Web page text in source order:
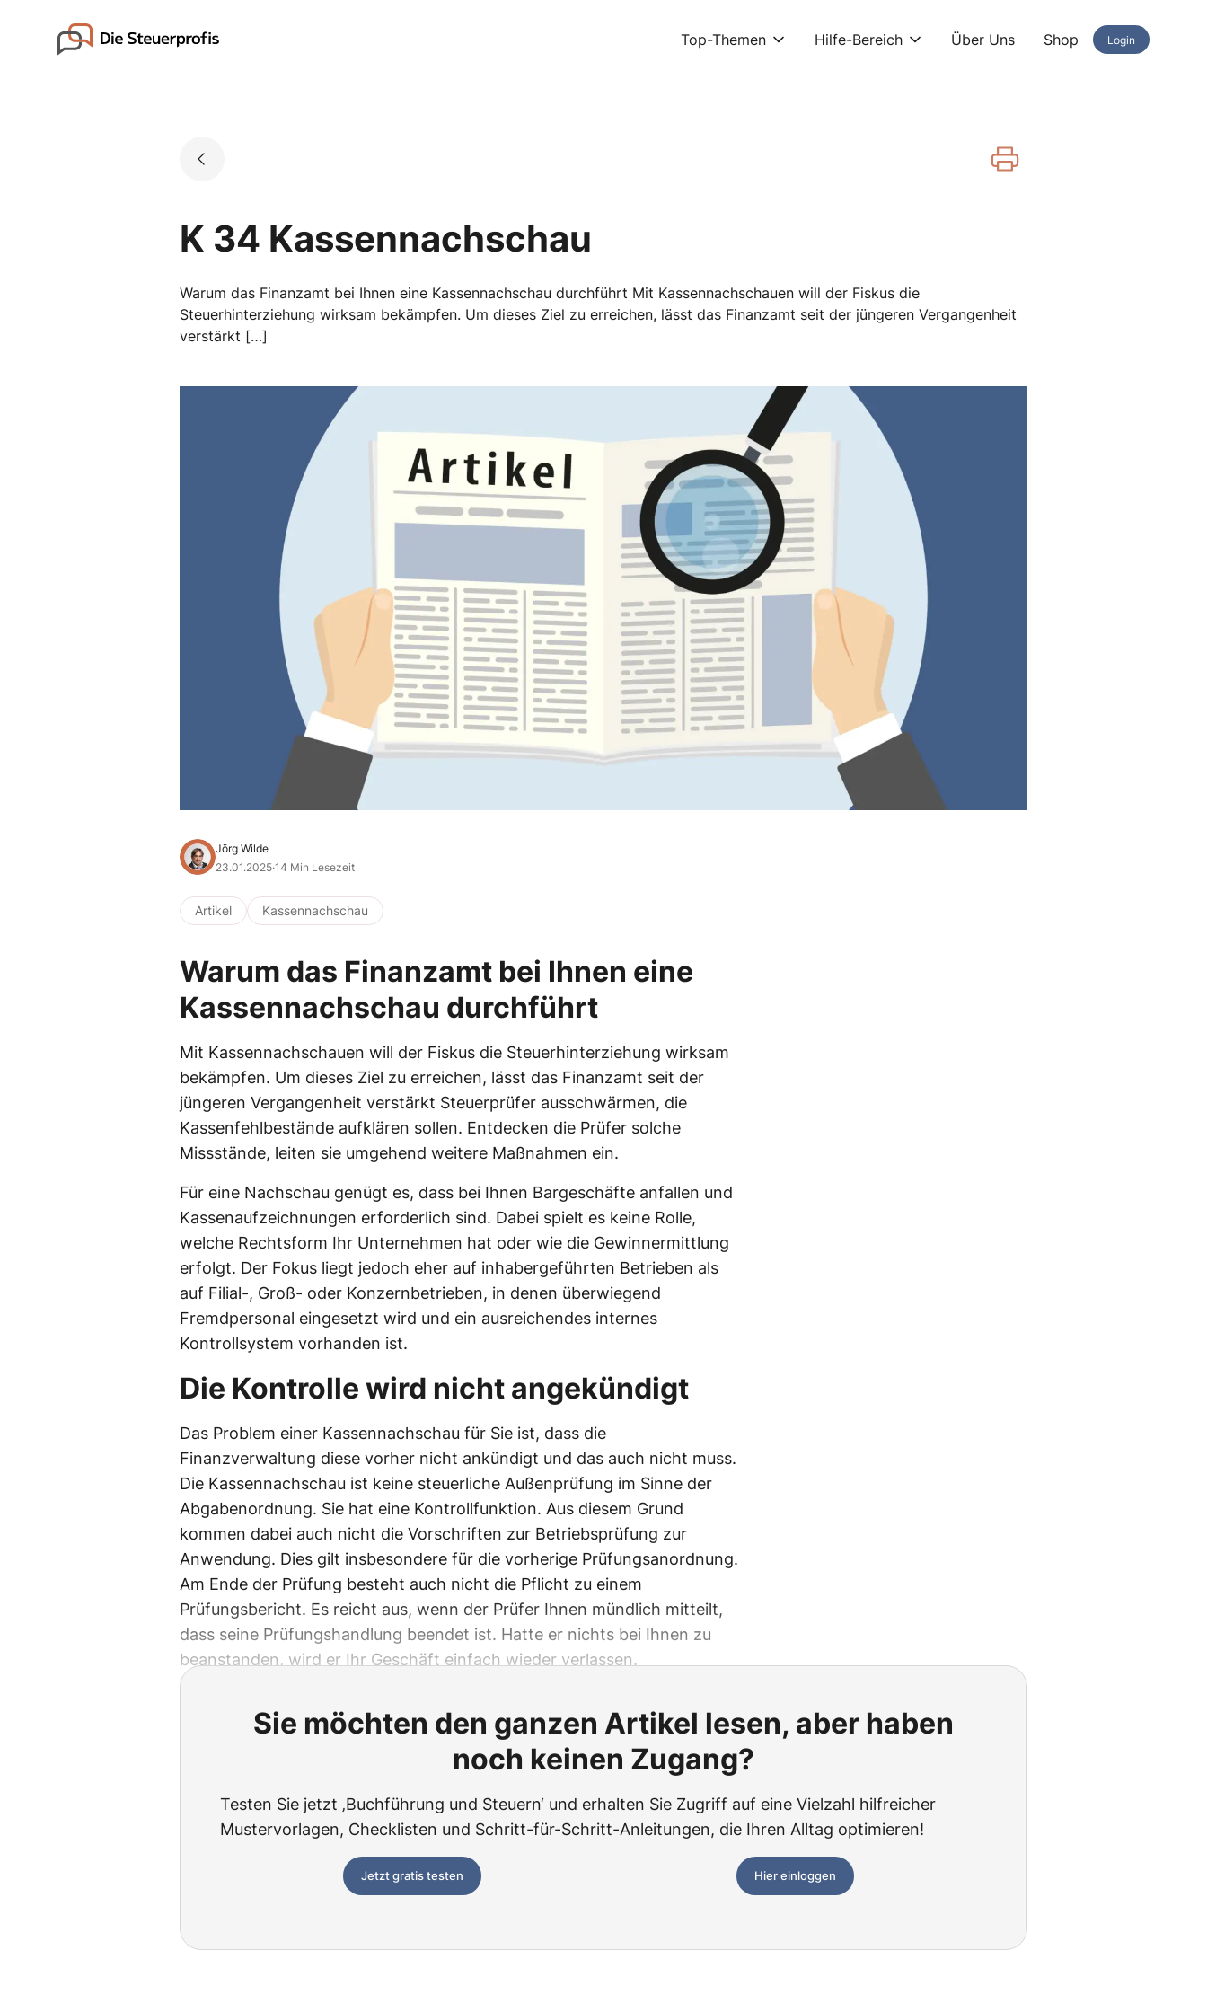
Go to landing page. Top-Themen Hilfe-Bereich Über Uns Shop Login
K 34 Kassennachschau
Warum das Finanzamt bei Ihnen eine Kassennachschau durchführt Mit Kassennachschauen will der Fiskus die
Steuerhinterziehung wirksam bekämpfen. Um dieses Ziel zu erreichen, lässt das Finanzamt seit der jüngeren Vergangenheit
verstärkt […]
Jörg Wilde
23.01.2025·14 Min Lesezeit
Artikel Kassennachschau
Warum das Finanzamt bei Ihnen eine
Kassennachschau durchführt
Mit Kassennachschauen will der Fiskus die Steuerhinterziehung wirksam
bekämpfen. Um dieses Ziel zu erreichen, lässt das Finanzamt seit der
jüngeren Vergangenheit verstärkt Steuerprüfer ausschwärmen, die
Kassenfehlbestände aufklären sollen. Entdecken die Prüfer solche
Missstände, leiten sie umgehend weitere Maßnahmen ein.
Für eine Nachschau genügt es, dass bei Ihnen Bargeschäfte anfallen und
Kassenaufzeichnungen erforderlich sind. Dabei spielt es keine Rolle,
welche Rechtsform Ihr Unternehmen hat oder wie die Gewinnermittlung
erfolgt. Der Fokus liegt jedoch eher auf inhabergeführten Betrieben als
auf Filial-, Groß- oder Konzernbetrieben, in denen überwiegend
Fremdpersonal eingesetzt wird und ein ausreichendes internes
Kontrollsystem vorhanden ist.
Die Kontrolle wird nicht angekündigt
Das Problem einer Kassennachschau für Sie ist, dass die
Finanzverwaltung diese vorher nicht ankündigt und das auch nicht muss.
Die Kassennachschau ist keine steuerliche Außenprüfung im Sinne der
Abgabenordnung. Sie hat eine Kontrollfunktion. Aus diesem Grund
kommen dabei auch nicht die Vorschriften zur Betriebsprüfung zur
Anwendung. Dies gilt insbesondere für die vorherige Prüfungsanordnung.
Am Ende der Prüfung besteht auch nicht die Pflicht zu einem
Prüfungsbericht. Es reicht aus, wenn der Prüfer Ihnen mündlich mitteilt,
dass seine Prüfungshandlung beendet ist. Hatte er nichts bei Ihnen zu
beanstanden, wird er Ihr Geschäft einfach wieder verlassen.
Sie möchten den ganzen Artikel lesen, aber haben
noch keinen Zugang?
Testen Sie jetzt ‚Buchführung und Steuern‘ und erhalten Sie Zugriff auf eine Vielzahl hilfreicher
Mustervorlagen, Checklisten und Schritt-für-Schritt-Anleitungen, die Ihren Alltag optimieren!
Jetzt gratis testen Hier einloggen